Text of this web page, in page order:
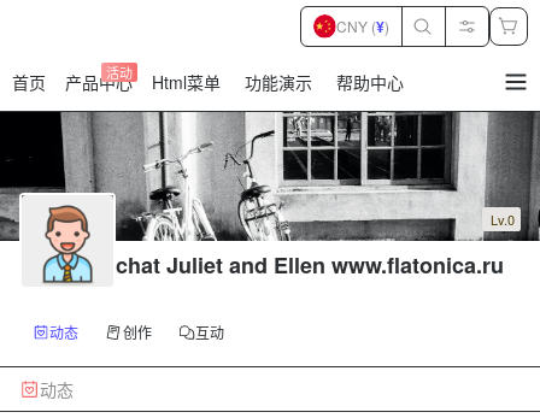
首页 产品中心
活动 Html菜单 功能演示 帮助中心
CNY (¥)
Lv.0
chat Juliet and Ellen www.flatonica.ru
动态 创作 互动
动态